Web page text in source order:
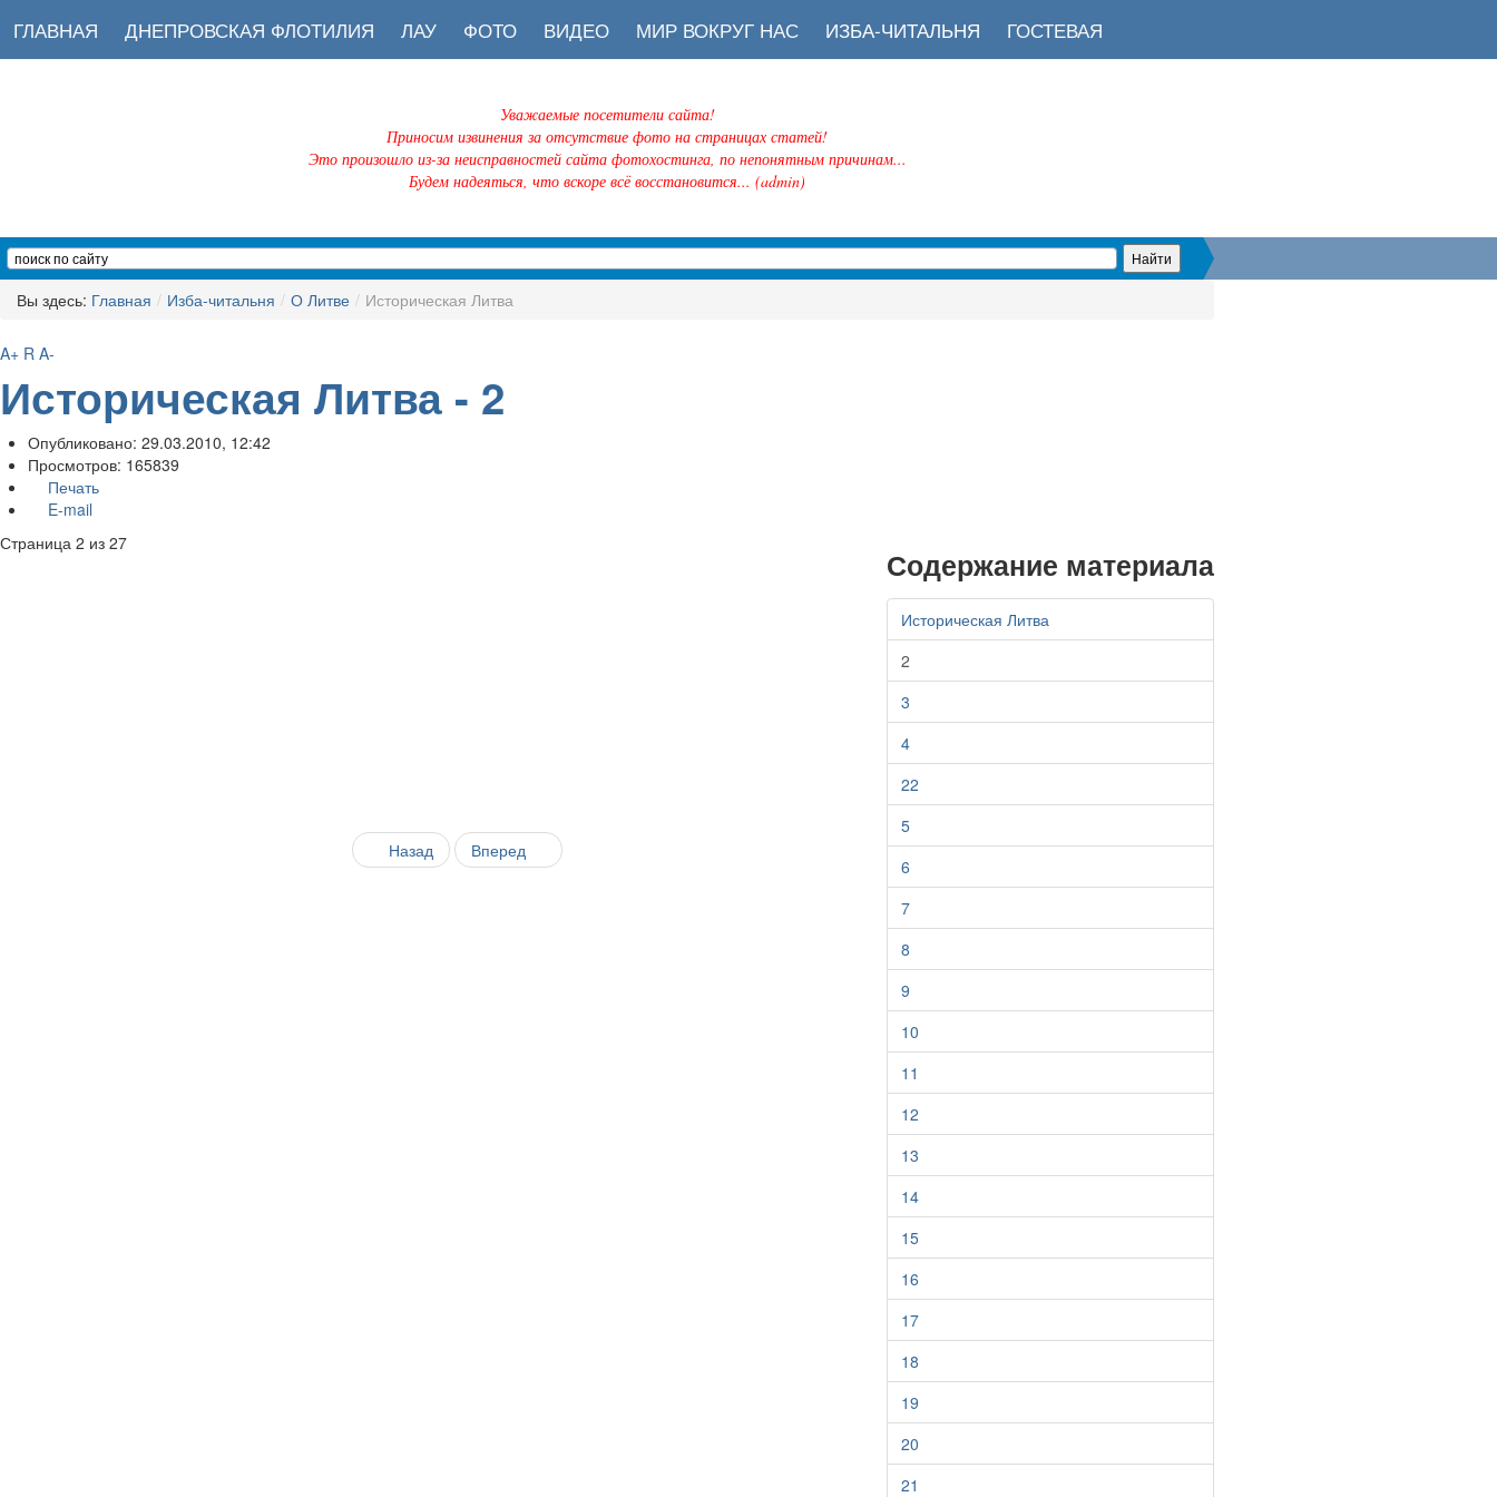
ГЛАВНАЯ ДНЕПРОВСКАЯ ФЛОТИЛИЯ ЛАУ ФОТО ВИДЕО МИР ВОКРУГ НАС ИЗБА-ЧИТАЛЬНЯ ГОСТЕВАЯ
Уважаемые посетители сайта!
Приносим извинения за отсутствие фото на страницах статей!
Это произошло из-за неисправностей сайта фотохостинга, по непонятным причинам...
Будем надеяться, что вскоре всё восстановится... (admin)
Вы здесь: Главная / Изба-читальня / О Литве / Историческая Литва
A+ R A-
Историческая Литва - 2
Опубликовано: 29.03.2010, 12:42
Просмотров: 165839
Печать
E-mail
Содержание материала
Историческая Литва
2
3
4
22
5
6
7
8
9
10
11
12
13
14
15
16
17
18
19
20
21
Страница 2 из 27
Назад Вперед